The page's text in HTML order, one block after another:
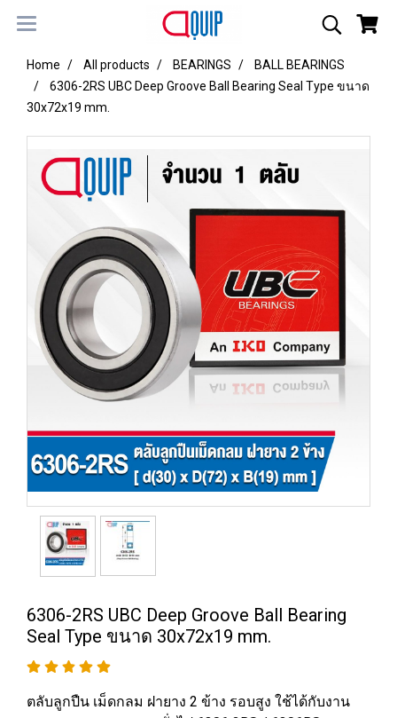
Home All products BEARINGS
BALL BEARINGS
6306-2RS UBC Deep Groove Ball Bearing Seal Type ขนาด
30x72x19 mm.
6306-2RS UBC Deep Groove Ball Bearing
Seal Type ขนาด 30x72x19 mm.
ตลับลูกปืน เม็ดกลม ฝายาง 2 ข้าง รอบสูง ใช้ได้กับงาน